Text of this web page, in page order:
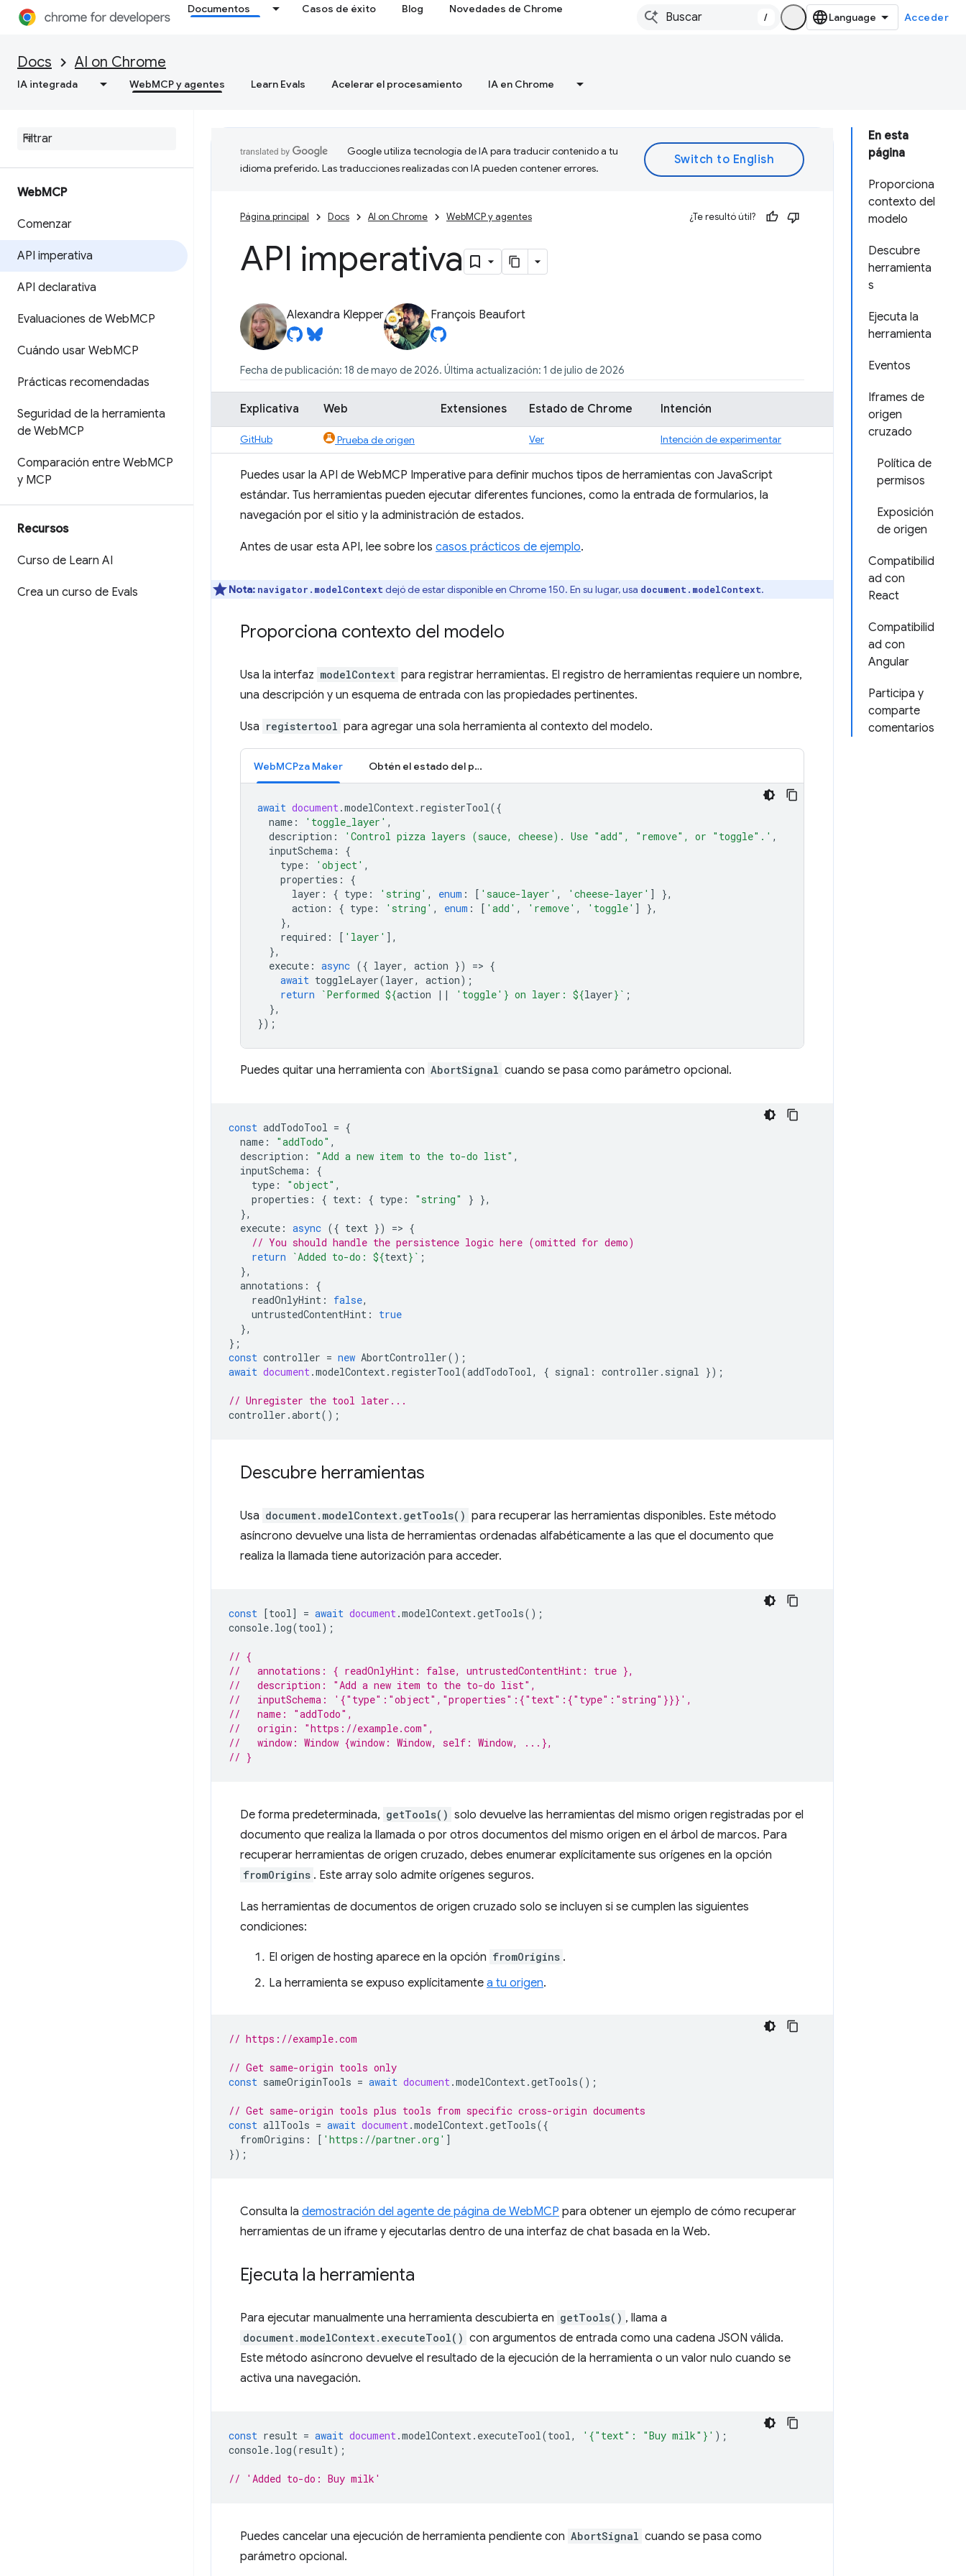
Documentos Casos de éxito Blog Novedades de Chrome
/ Acceder
Docs AI on Chrome
IA integrada WebMCP y agentes Learn Evals Acelerar el procesamiento IA en Chrome
WebMCP
Comenzar
API imperativa
API declarativa
Evaluaciones de WebMCP
Cuándo usar WebMCP
Prácticas recomendadas
Seguridad de la herramienta
de WebMCP
Comparación entre WebMCP
y MCP
Recursos
Curso de Learn AI
Crea un curso de Evals
En esta
página
Proporciona
contexto del
modelo
Descubre
herramienta
s
Ejecuta la
herramienta
Eventos
Iframes de
origen
cruzado
Política de
permisos
Exposición
de origen
Compatibilid
ad con
React
Compatibilid
ad con
Angular
Participa y
comparte
comentarios
Google utiliza tecnología de IA para traducir contenido a tu
idioma preferido. Las traducciones realizadas con IA pueden contener errores.
Página principal Docs AI on Chrome WebMCP y agentes ¿Te resultó útil?
API imperativa
Alexandra Klepper François Beaufort
Fecha de publicación: 18 de mayo de 2026. Última actualización: 1 de julio de 2026
Explicativa Web Extensiones Estado de Chrome Intención
GitHub Prueba de origen Ver Intención de experimentar
Puedes usar la API de WebMCP Imperative para definir muchos tipos de herramientas con JavaScript
estándar. Tus herramientas pueden ejecutar diferentes funciones, como la entrada de formularios, la
navegación por el sitio y la administración de estados.
Antes de usar esta API, lee sobre los casos prácticos de ejemplo.
Nota: navigator.modelContext dejó de estar disponible en Chrome 150. En su lugar, usa document.modelContext.
Proporciona contexto del modelo
Usa la interfaz modelContext para registrar herramientas. El registro de herramientas requiere un nombre,
una descripción y un esquema de entrada con las propiedades pertinentes.
Usa registertool para agregar una sola herramienta al contexto del modelo.
WebMCPza Maker Obtén el estado del pedido
await document.modelContext. registerTool({
name : 'toggle_layer' ,
description : 'Control pizza layers (sauce, cheese). Use "add", "remove", or "toggle".' ,
inputSchema :
{
type : 'object' ,
properties :
{
layer : { type : 'string' , enum : [ 'sauce-layer' , 'cheese-layer' ]
},
action : { type : 'string' , enum : [ 'add' , 'remove' , 'toggle' ]
},
},
required : [ 'layer' ],
},
execute : async ({ layer, action }) => {
await toggleLayer(layer, action);
return
`Performed ${action || 'toggle' } on layer: ${layer} ` ;
},
});
Puedes quitar una herramienta con AbortSignal cuando se pasa como parámetro opcional.
const addTodoTool = {
name : "addTodo" ,
description : "Add a new item to the to-do list" ,
inputSchema :
{
type : "object" ,
properties : { text : { type : "string" } },
},
execute : async ({ text }) => {
// You should handle the persistence logic here (omitted for demo)
return
`Added to-do: ${text} ` ;
},
annotations :
{
readOnlyHint : false,
untrustedContentHint :
true
},
};
const controller = new AbortController();
await document.modelContext. registerTool(addTodoTool, { signal : controller . signal });
// Unregister the tool later...
controller .abort();
Descubre herramientas
Usa document.modelContext.getTools() para recuperar las herramientas disponibles. Este método
asíncrono devuelve una lista de herramientas ordenadas alfabéticamente a las que el documento que
realiza la llamada tiene autorización para acceder.
const [tool] = await document.modelContext.getTools();
console. log(tool);
// {
//   annotations: { readOnlyHint: false, untrustedContentHint: true },
//   description: "Add a new item to the to-do list",
//   inputSchema: '{"type":"object","properties":{"text":{"type":"string"}}}',
//   name: "addTodo",
//   origin: "https://example.com",
//   window: Window {window: Window, self: Window, ...},
// }
De forma predeterminada, getTools() solo devuelve las herramientas del mismo origen registradas por el
documento que realiza la llamada o por otros documentos del mismo origen en el árbol de marcos. Para
recuperar herramientas de origen cruzado, debes enumerar explícitamente sus orígenes en la opción
fromOrigins . Este array solo admite orígenes seguros.
Las herramientas de documentos de origen cruzado solo se incluyen si se cumplen las siguientes
condiciones:
El origen de hosting aparece en la opción fromOrigins .
La herramienta se expuso explícitamente a tu origen.
// https://example.com
// Get same-origin tools only
const sameOriginTools = await document.modelContext.getTools();
// Get same-origin tools plus tools from specific cross-origin documents
const allTools = await document.modelContext.getTools({
fromOrigins : [ 'https://partner.org' ]
});
Consulta la demostración del agente de página de WebMCP para obtener un ejemplo de cómo recuperar
herramientas de un iframe y ejecutarlas dentro de una interfaz de chat basada en la Web.
Ejecuta la herramienta
Para ejecutar manualmente una herramienta descubierta en getTools() , llama a
document.modelContext.executeTool() con argumentos de entrada como una cadena JSON válida.
Este método asíncrono devuelve el resultado de la ejecución de la herramienta o un valor nulo cuando se
activa una navegación.
const result = await document.modelContext. executeTool(tool, '{"text": "Buy milk"}' );
console. log(result);
// 'Added to-do: Buy milk'
Puedes cancelar una ejecución de herramienta pendiente con AbortSignal cuando se pasa como
parámetro opcional.